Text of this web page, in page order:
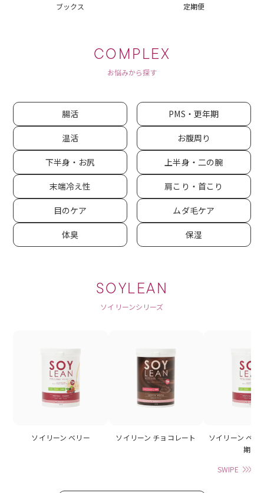
ブックス 定期便
COMPLEX
お悩みから探す
腸活 PMS・更年期
温活 お腹周り
下半身・お尻 上半身・二の腕
末端冷え性 肩こり・首こり
目のケア ムダ毛ケア
体臭 保湿
SOYLEAN
ソイリーンシリーズ
ソイリーン ベリー ソイリーン チョコレート
ソイリーン ベリ
期】
SWIPE